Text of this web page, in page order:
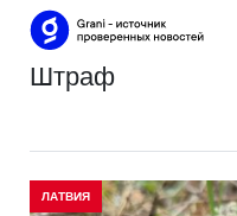
штраф
ЛАТВИЯ